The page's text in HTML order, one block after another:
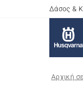
Δάσος &
Αρχική